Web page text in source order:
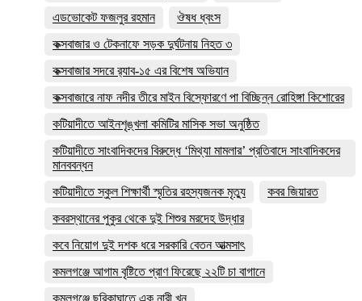
এডভোকেট ফজলুর রহমান
ঔষধ ধ্বংস
কক্সবাজার ও টেকনাফে সড়ক দুর্ঘটনায় নিহত ৩
কক্সবাজার সদরে র‍্যাব-১৫ এর বিশেষ অভিযান
কক্সবাজারে নাফ নদীর তীরে মাইন বিস্ফোরণে পা বিচ্ছিন্ন রোহিঙ্গা কিশোরের
কটিয়াদীতে আইনশৃঙ্খলা কমিটির মাসিক সভা অনুষ্ঠিত
কটিয়াদীতে সাংবাদিকদের বিরুদ্ধে ‘মিথ্যা মামলার’ প্রতিবাদে সাংবাদিকদের
মানববন্ধন
কটিয়াদীতে স্কুল শিক্ষার্থী স্মৃতির রহস্যজনক মৃত্যু
কবর জিয়ারত
কবরস্থানের পুকুর থেকে দুই শিশুর মরদেহ উদ্ধার
কবে নিয়োগ দুই দশক ধরে সরকারি বেতন আত্মসাৎ
কমলগঞ্জে আগাম বৃষ্টিতে প্রাণ ফিরেছে ২২টি চা বাগানে
কমলগঞ্জে ছুরিকাঘাতে এক নারী খুন